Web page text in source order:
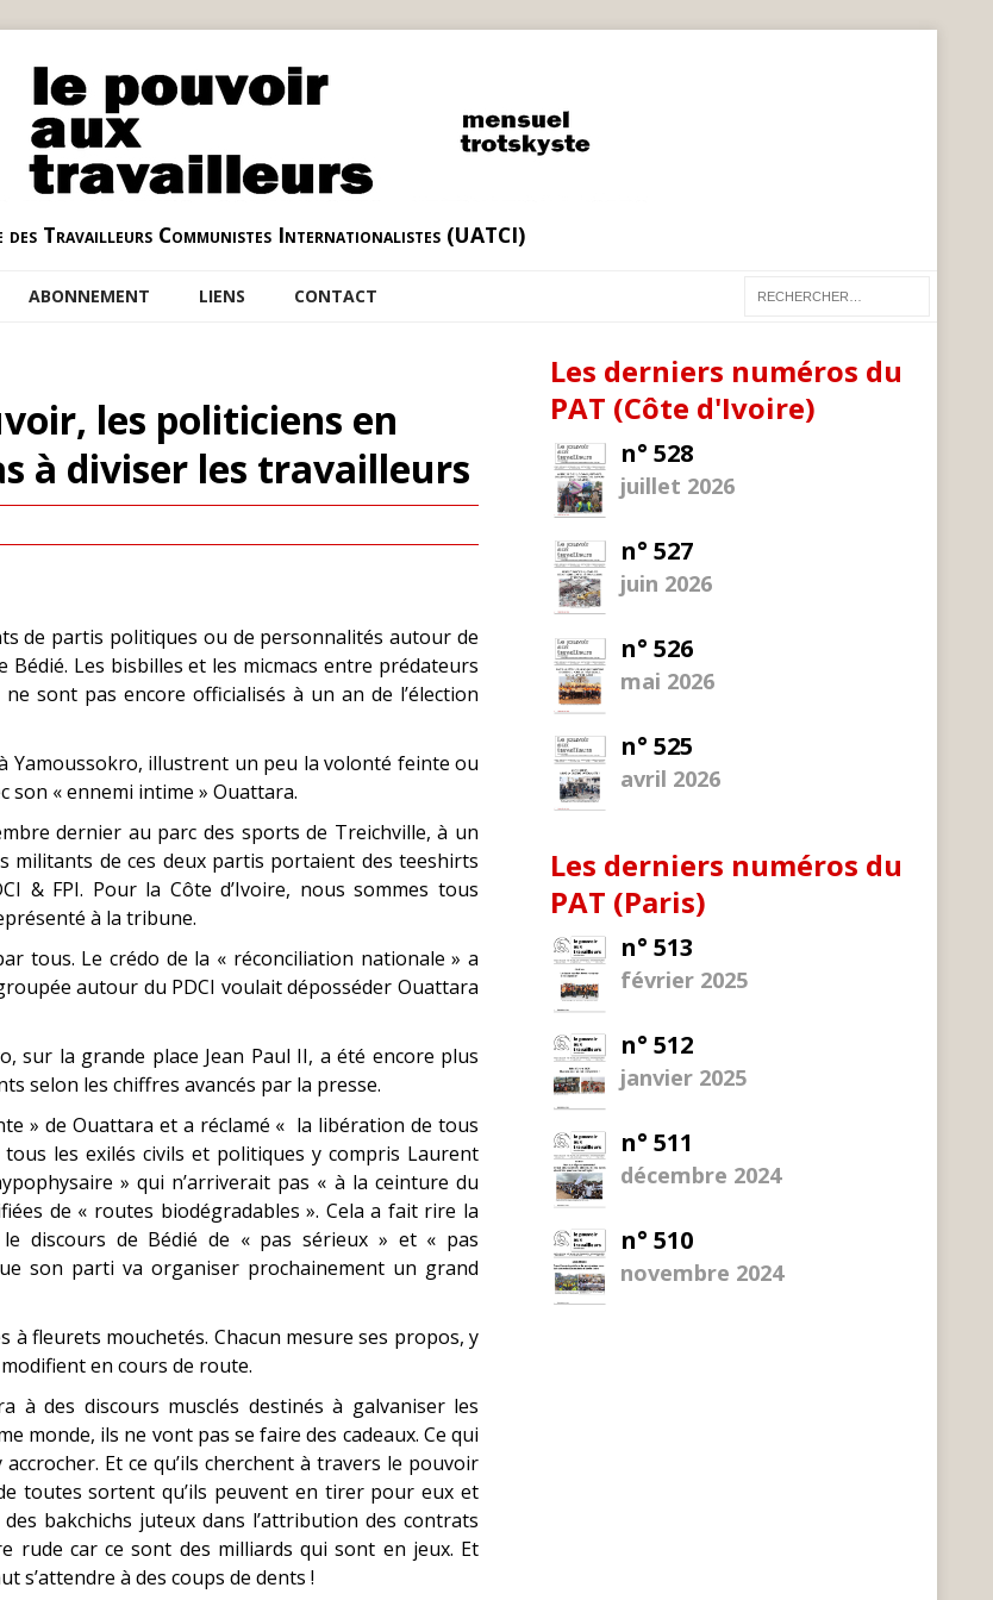
Travailleurs Communistes Internationalistes (UATCI)
ABONNEMENT LIENS CONTACT
les politiciens en
à diviser les travailleurs
de partis politiques ou de personnalités autour de
Bédié. Les bisbilles et les micmacs entre prédateurs
sont pas encore officialisés à un an de l’élection
Yamoussokro, illustrent un peu la volonté feinte ou
son « ennemi intime » Ouattara.
dernier au parc des sports de Treichville, à un
militants de ces deux partis portaient des teeshirts
& FPI. Pour la Côte d’Ivoire, nous sommes tous
à la tribune.
tous. Le crédo de la « réconciliation nationale » a
autour du PDCI voulait déposséder Ouattara
sur la grande place Jean Paul II, a été encore plus
selon les chiffres avancés par la presse.
» de Ouattara et a réclamé « la libération de tous
les exilés civils et politiques y compris Laurent
» qui n’arriverait pas « à la ceinture du
de « routes biodégradables ». Cela a fait rire la
discours de Bédié de « pas sérieux » et « pas
son parti va organiser prochainement un grand
à fleurets mouchetés. Chacun mesure ses propos, y
en cours de route.
à des discours musclés destinés à galvaniser les
monde, ils ne vont pas se faire des cadeaux. Ce qui
Et ce qu’ils cherchent à travers le pouvoir
toutes sortent qu’ils peuvent en tirer pour eux et
bakchichs juteux dans l’attribution des contrats
rude car ce sont des milliards qui sont en jeux. Et
s’attendre à des coups de dents !
Les derniers numéros du
PAT (Côte d'Ivoire)
n° 528
juillet 2026
n° 527
juin 2026
n° 526
mai 2026
n° 525
avril 2026
Les derniers numéros du
PAT (Paris)
n° 513
février 2025
n° 512
janvier 2025
n° 511
décembre 2024
n° 510
novembre 2024